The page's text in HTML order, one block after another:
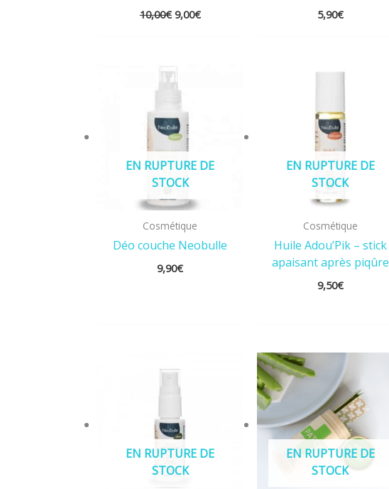
10,00€ 9,00€ 5,90€
EN RUPTURE DE
STOCK
Cosmétique
Déo couche Neobulle
9,90€
EN RUPTURE DE
STOCK
Cosmétique
Huile Adou’Pik – stick
apaisant après piqûre
9,50€
EN RUPTURE DE
STOCK
EN RUPTURE DE
STOCK